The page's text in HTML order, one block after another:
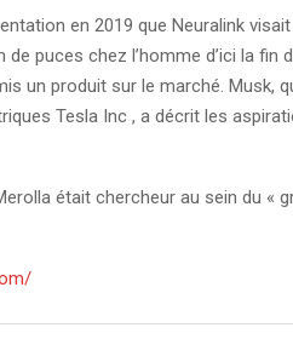
en 2019 que Neuralink
puces chez l’homme d’ici la fin
un produit sur le marché. Musk,
Tesla Inc , a décrit les
était chercheur au sein du «